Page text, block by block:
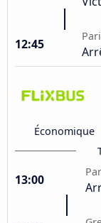
12:45
Économique
13:00